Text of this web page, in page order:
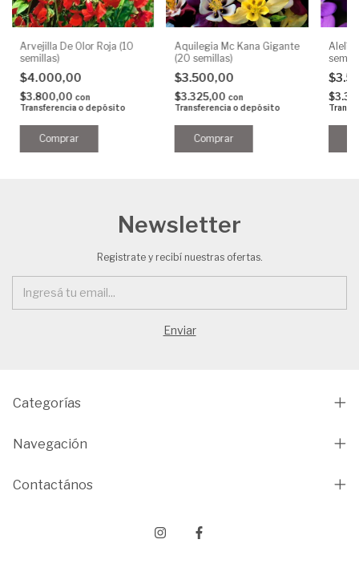
Arvejilla De Olor Roja (10
semillas)
$4.000,00
$3.800,00 con
Transferencia o depósito
Aquilegia Mc Kana Gigante
(20 semillas)
$3.500,00
$3.325,00 con
Transferencia o depósito
Alelí
Newsletter
Registrate y recibí nuestras ofertas.
Categorías
Navegación
Contactános